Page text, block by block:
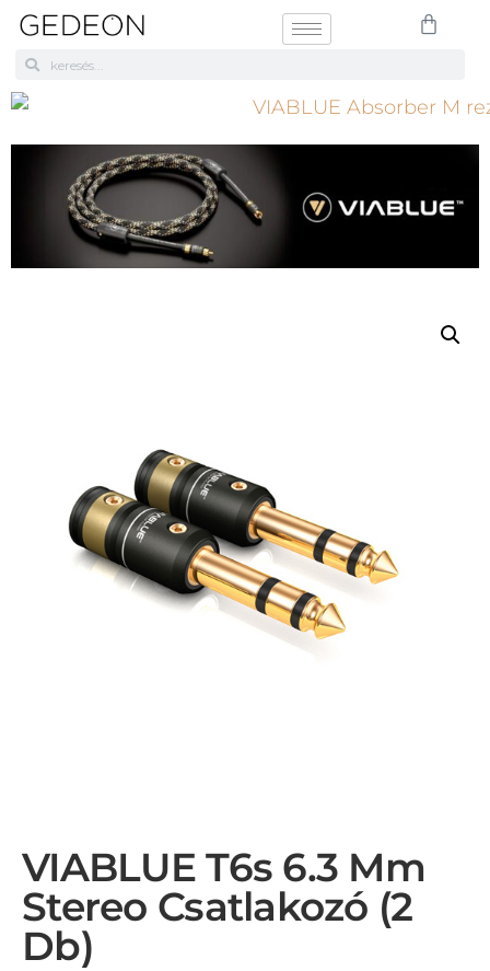
VIABLUE T6s 6.3 Mm
Stereo Csatlakozó (2
Db)